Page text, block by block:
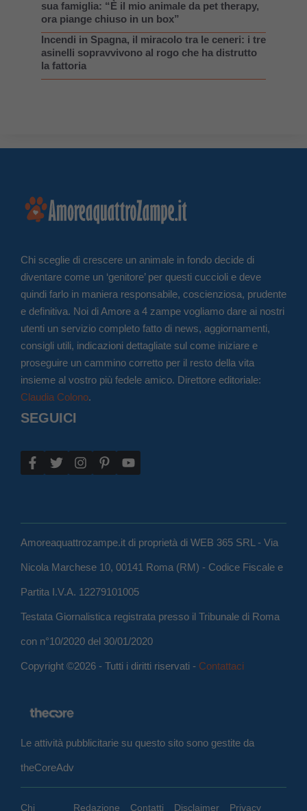
sua famiglia: “È il mio animale da pet therapy,
ora piange chiuso in un box”
Incendi in Spagna, il miracolo tra le ceneri: i tre
asinelli sopravvivono al rogo che ha distrutto
la fattoria
Chi sceglie di crescere un animale in fondo decide di
diventare come un ‘genitore’ per questi cuccioli e deve
quindi farlo in maniera responsabile, coscienziosa, prudente
e definitiva. Noi di Amore a 4 zampe vogliamo dare ai nostri
utenti un servizio completo fatto di news, aggiornamenti,
consigli utili, indicazioni dettagliate sul come iniziare e
proseguire un cammino corretto per il resto della vita
insieme al vostro più fedele amico. Direttore editoriale:
Claudia Colono.
SEGUICI
Amoreaquattrozampe.it di proprietà di WEB 365 SRL - Via
Nicola Marchese 10, 00141 Roma (RM) - Codice Fiscale e
Partita I.V.A. 12279101005
Testata Giornalistica registrata presso il Tribunale di Roma
con n°10/2020 del 30/01/2020
Copyright ©2026 - Tutti i diritti riservati - Contattaci
Le attività pubblicitarie su questo sito sono gestite da
theCoreAdv
Chi Redazione Contatti Disclaimer Privacy